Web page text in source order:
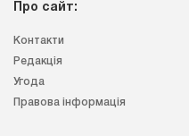
Про сайт:
Контакти
Редакція
Угода
Правова інформація